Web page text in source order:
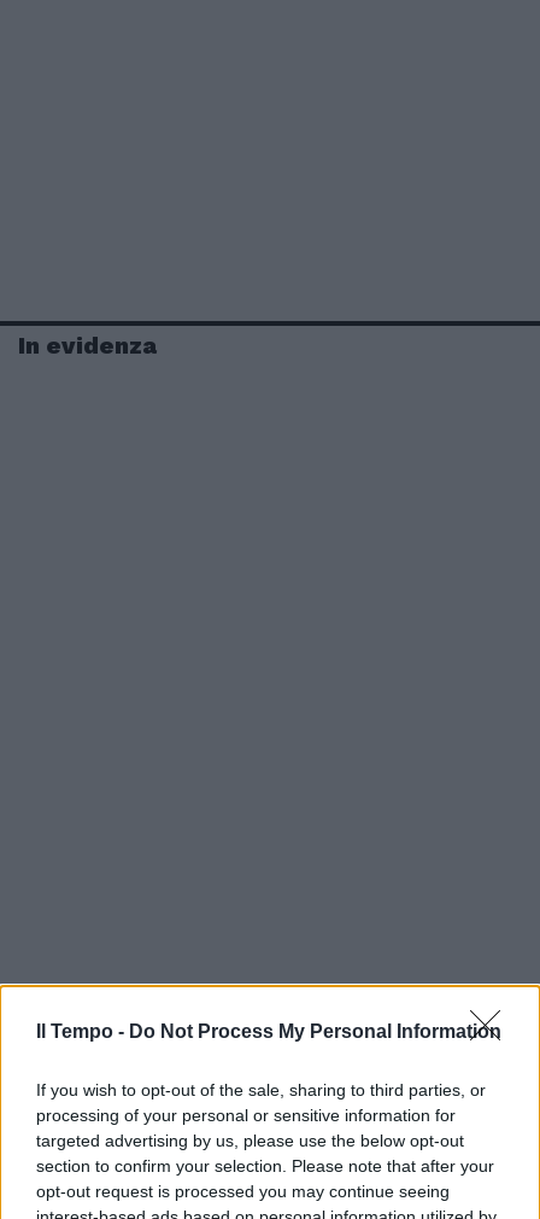
Il Tempo - Do Not Process My Personal Information
If you wish to opt-out of the sale, sharing to third parties, or
processing of your personal or sensitive information for
targeted advertising by us, please use the below opt-out
section to confirm your selection. Please note that after your
opt-out request is processed you may continue seeing
In evidenza